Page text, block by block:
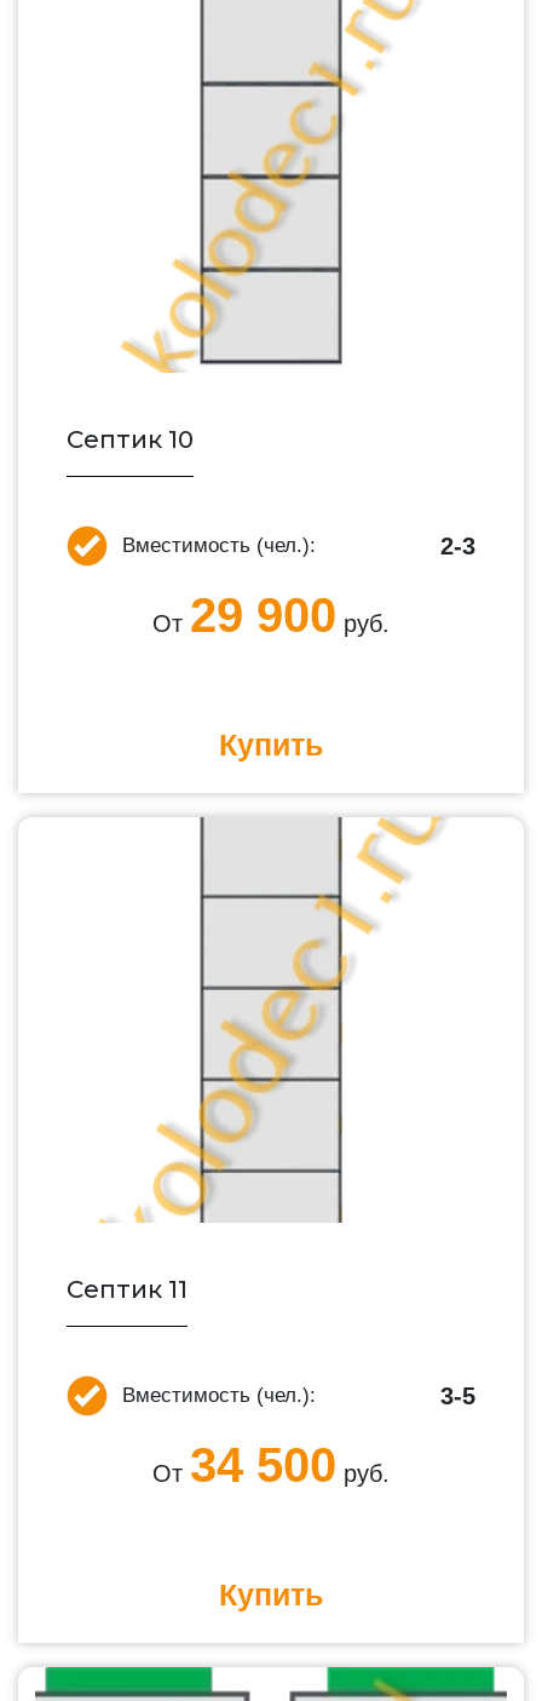
Септик 10
Вместимость (чел.): 2-3
От 29 900 руб.
Купить
Септик 11
Вместимость (чел.): 3-5
От 34 500 руб.
Купить